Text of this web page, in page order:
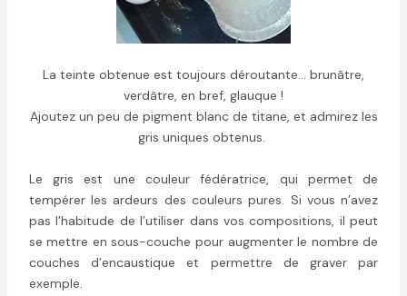
La teinte obtenue est toujours déroutante… brunâtre,
verdâtre, en bref, glauque !
Ajoutez un peu de pigment blanc de titane, et admirez les
gris uniques obtenus.
Le gris est une couleur fédératrice, qui permet de
tempérer les ardeurs des couleurs pures. Si vous n’avez
pas l’habitude de l’utiliser dans vos compositions, il peut
se mettre en sous-couche pour augmenter le nombre de
couches d’encaustique et permettre de graver par
exemple.